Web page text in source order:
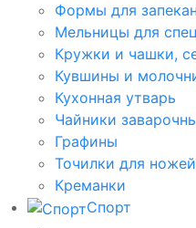
Формы для
Мельницы для
Кружки и чашки,
Кувшины и
Кухонная утварь
Чайники
Графины
Точилки для ножей
Креманки
Спорт